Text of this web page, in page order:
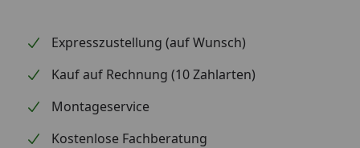
Expresszustellung (auf Wunsch)
Kauf auf Rechnung (10 Zahlarten)
Montageservice
Kostenlose Fachberatung